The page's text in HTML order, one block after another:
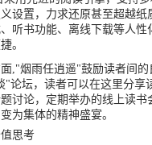
设置，力求还原甚至超越纸
听书功能、离线下载等人性
。
,"烟雨任逍遥"鼓励读者间的
"论坛，读者可以在这里分享
讨论，定期举办的线上读书
为集体的精神盛宴。
思考